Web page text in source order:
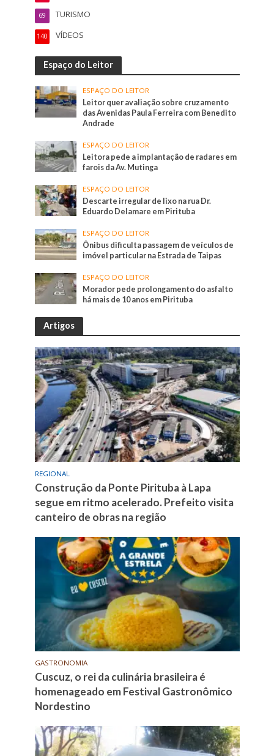
TURISMO
69
VÍDEOS
140
Espaço do Leitor
ESPAÇO DO LEITOR
Leitor quer avaliação sobre cruzamento
das Avenidas Paula Ferreira com Benedito
Andrade
ESPAÇO DO LEITOR
Leitora pede a implantação de radares em
farois da Av. Mutinga
ESPAÇO DO LEITOR
Descarte irregular de lixo na rua Dr.
Eduardo Delamare em Pirituba
ESPAÇO DO LEITOR
Ônibus dificulta passagem de veículos de
imóvel particular na Estrada de Taipas
ESPAÇO DO LEITOR
Morador pede prolongamento do asfalto
há mais de 10 anos em Pirituba
Artigos
REGIONAL
Construção da Ponte Pirituba à Lapa
segue em ritmo acelerado. Prefeito visita
canteiro de obras na região
GASTRONOMIA
Cuscuz, o rei da culinária brasileira é
homenageado em Festival Gastronômico
Nordestino